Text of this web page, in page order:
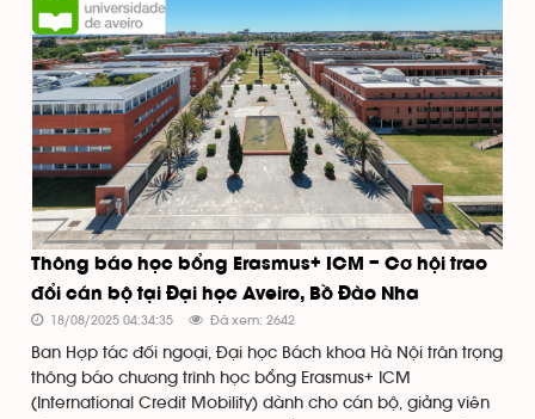
Thông báo học bổng Erasmus+ ICM – Cơ hội trao
đổi cán bộ tại Đại học Aveiro, Bồ Đào Nha
18/08/2025 04:34:35 Đã xem: 2642
Ban Hợp tác đối ngoại, Đại học Bách khoa Hà Nội trân trọng
thông báo chương trình học bổng Erasmus+ ICM
(International Credit Mobility) dành cho cán bộ, giảng viên